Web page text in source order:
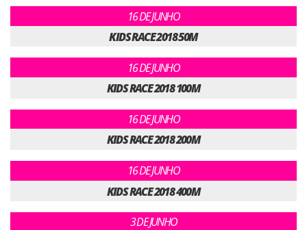
16 DE JUNHO
KIDS RACE 2018 50M
16 DE JUNHO
KIDS RACE 2018 100M
16 DE JUNHO
KIDS RACE 2018 200M
16 DE JUNHO
KIDS RACE 2018 400M
3 DE JUNHO